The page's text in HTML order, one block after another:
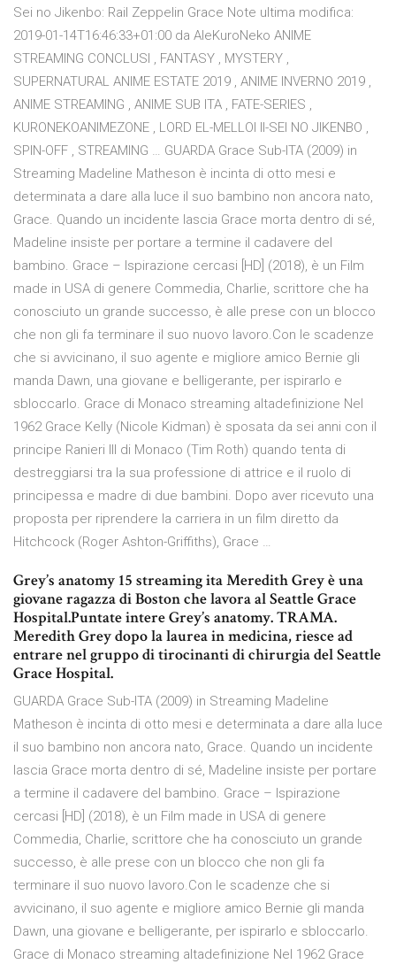
Sei no Jikenbo: Rail Zeppelin Grace Note ultima modifica:
2019-01-14T16:46:33+01:00 da AleKuroNeko ANIME
STREAMING CONCLUSI , FANTASY , MYSTERY ,
SUPERNATURAL ANIME ESTATE 2019 , ANIME INVERNO 2019 ,
ANIME STREAMING , ANIME SUB ITA , FATE-SERIES ,
KURONEKOANIMEZONE , LORD EL-MELLOI II-SEI NO JIKENBO ,
SPIN-OFF , STREAMING … GUARDA Grace Sub-ITA (2009) in
Streaming Madeline Matheson è incinta di otto mesi e
determinata a dare alla luce il suo bambino non ancora nato,
Grace. Quando un incidente lascia Grace morta dentro di sé,
Madeline insiste per portare a termine il cadavere del
bambino. Grace – Ispirazione cercasi [HD] (2018), è un Film
made in USA di genere Commedia, Charlie, scrittore che ha
conosciuto un grande successo, è alle prese con un blocco
che non gli fa terminare il suo nuovo lavoro.Con le scadenze
che si avvicinano, il suo agente e migliore amico Bernie gli
manda Dawn, una giovane e belligerante, per ispirarlo e
sbloccarlo. Grace di Monaco streaming altadefinizione Nel
1962 Grace Kelly (Nicole Kidman) è sposata da sei anni con il
principe Ranieri III di Monaco (Tim Roth) quando tenta di
destreggiarsi tra la sua professione di attrice e il ruolo di
principessa e madre di due bambini. Dopo aver ricevuto una
proposta per riprendere la carriera in un film diretto da
Hitchcock (Roger Ashton-Griffiths), Grace …
Grey’s anatomy 15 streaming ita Meredith Grey è una
giovane ragazza di Boston che lavora al Seattle Grace
Hospital.Puntate intere Grey’s anatomy. TRAMA.
Meredith Grey dopo la laurea in medicina, riesce ad
entrare nel gruppo di tirocinanti di chirurgia del Seattle
Grace Hospital.
GUARDA Grace Sub-ITA (2009) in Streaming Madeline
Matheson è incinta di otto mesi e determinata a dare alla luce
il suo bambino non ancora nato, Grace. Quando un incidente
lascia Grace morta dentro di sé, Madeline insiste per portare
a termine il cadavere del bambino. Grace – Ispirazione
cercasi [HD] (2018), è un Film made in USA di genere
Commedia, Charlie, scrittore che ha conosciuto un grande
successo, è alle prese con un blocco che non gli fa
terminare il suo nuovo lavoro.Con le scadenze che si
avvicinano, il suo agente e migliore amico Bernie gli manda
Dawn, una giovane e belligerante, per ispirarlo e sbloccarlo.
Grace di Monaco streaming altadefinizione Nel 1962 Grace